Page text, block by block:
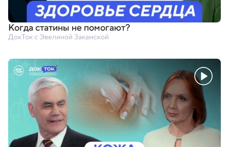
Когда статины не помогают?
ДокТок с Эвелиной Закамской